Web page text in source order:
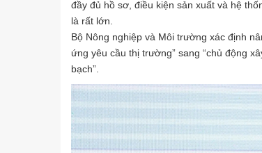
đầy đủ hồ sơ, điều kiện sản xuất và hệ
là rất lớn.
Bộ Nông nghiệp và Môi trường xác định
ứng yêu cầu thị trường” sang “chủ động
bạch”.